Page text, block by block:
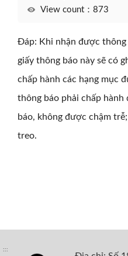
View count：873
Đáp: Khi nhận được
giấy thông báo này sẽ có
chấp hành các hạng mục
thông báo phải chấp
báo, không được chậm
treo.
:::